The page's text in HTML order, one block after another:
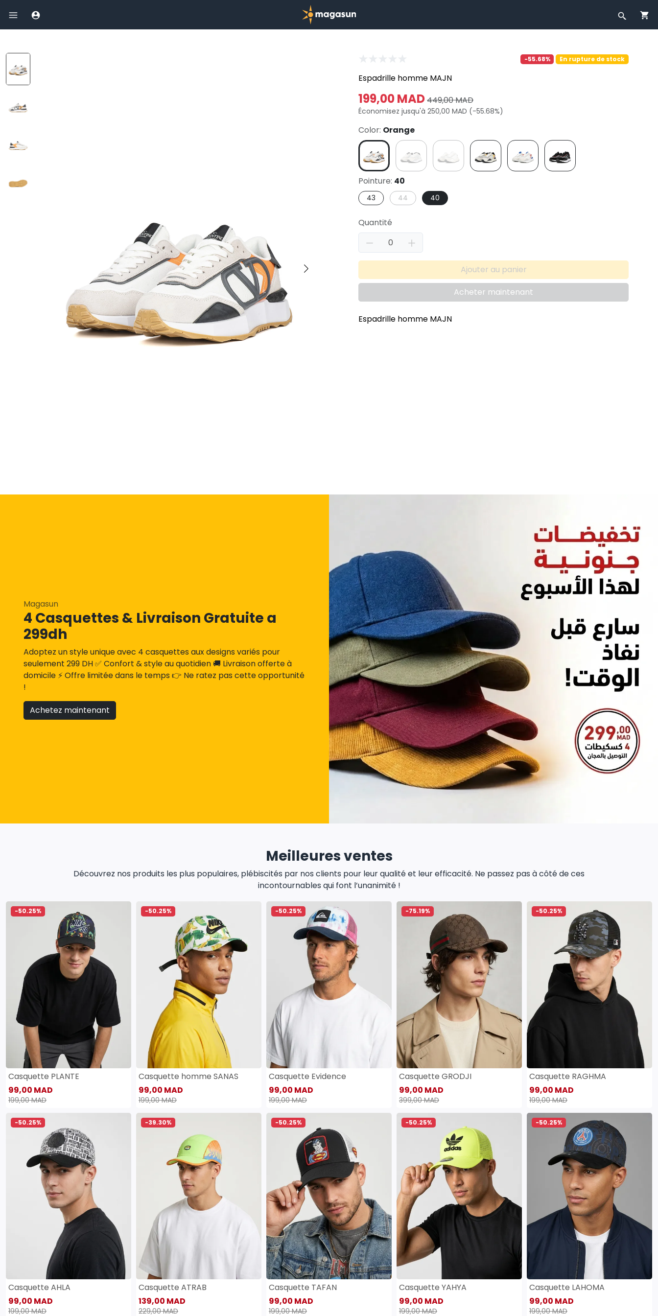
-55.68% En rupture de stock
Espadrille homme MAJN
199,00 MAD449,00 MAD
Économisez jusqu'à 250,00 MAD (-55.68%)
Color: Orange
Pointure: 40
43 44 40
Quantité
Ajouter au panier
Acheter maintenant
Espadrille homme MAJN
Magasun
4 Casquettes & Livraison Gratuite a
299dh
Adoptez un style unique avec 4 casquettes aux designs variés pour
seulement 299 DH ✅ Confort & style au quotidien 🚚 Livraison offerte à
domicile ⚡ Offre limitée dans le temps 👉 Ne ratez pas cette opportunité
!
Achetez maintenant
Meilleures ventes
Découvrez nos produits les plus populaires, plébiscités par nos clients pour leur qualité et leur efficacité. Ne passez pas à côté de ces
incontournables qui font l’unanimité !
-50.25%
Casquette PLANTE
99,00 MAD
199,00 MAD
-50.25%
Casquette homme SANAS
99,00 MAD
199,00 MAD
-50.25%
Casquette Evidence
99,00 MAD
199,00 MAD
-75.19%
Casquette GRODJI
99,00 MAD
399,00 MAD
-50.25%
Casquette RAGHMA
99,00 MAD
199,00 MAD
-50.25%
Casquette AHLA
99,00 MAD
199,00 MAD
-39.30%
Casquette ATRAB
139,00 MAD
229,00 MAD
-50.25%
Casquette TAFAN
99,00 MAD
199,00 MAD
-50.25%
Casquette YAHYA
99,00 MAD
199,00 MAD
-50.25%
Casquette LAHOMA
99,00 MAD
199,00 MAD